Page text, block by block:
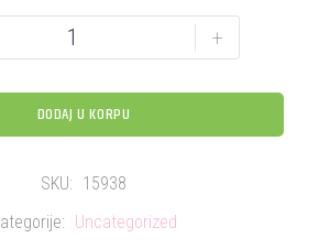
+
DODAJ U KORPU
SKU: 15938
Uncategorized